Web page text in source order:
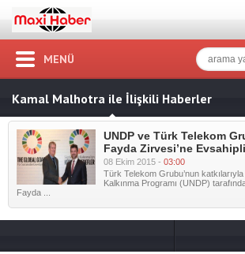
MENÜ
Kamal Malhotra ile İlişkili Haberler
UNDP ve Türk Telekom
Fayda Zirvesi’ne
08 Ekim 2015 - 03:00
Türk Telekom Grubu’nun
Kalkınma Programı (UNDP)
Fayda ...